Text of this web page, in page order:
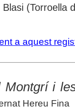
Blasi (Torroella
a aquest
Montgrí i
Hereu Fina